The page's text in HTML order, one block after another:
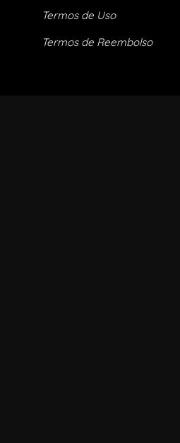
Termos de Uso
Termos de Reembolso